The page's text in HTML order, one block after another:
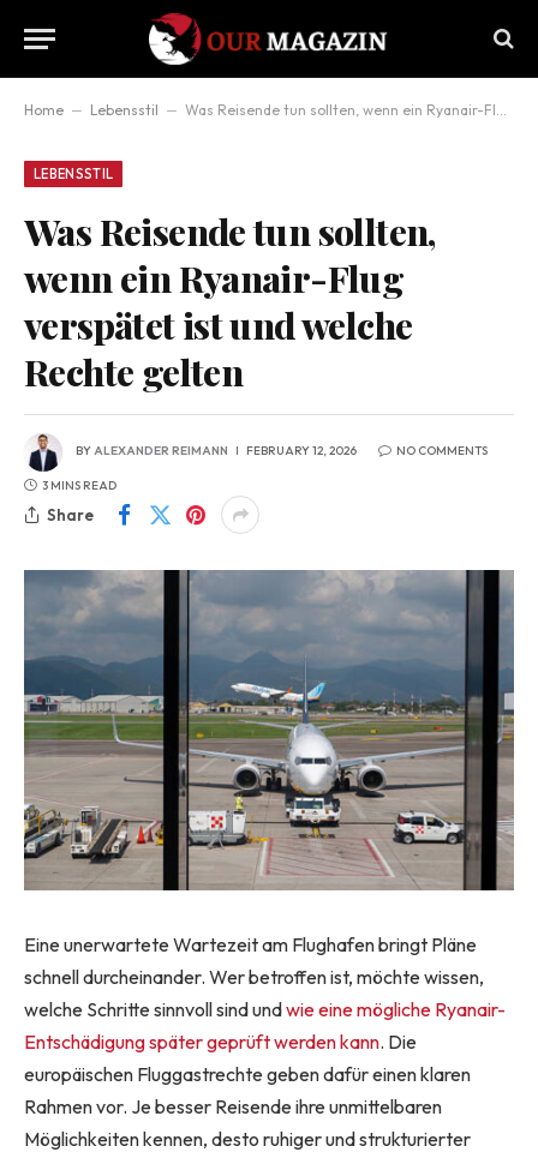
Home – Lebensstil – Was Reisende tun sollten, wenn ein Ryanair-Flug verspätet ist und welche Rechte gelten
LEBENSSTIL
Was Reisende tun sollten,
wenn ein Ryanair-Flug
verspätet ist und welche
Rechte gelten
BYALEXANDER REIMANN FEBRUARY 12, 2026 NO COMMENTS
3 MINS READ
Share
Eine unerwartete Wartezeit am Flughafen bringt Pläne
schnell durcheinander. Wer betroffen ist, möchte wissen,
welche Schritte sinnvoll sind undwie eine mögliche Ryanair-
Entschädigung später geprüft werden kann. Die
europäischen Fluggastrechte geben dafür einen klaren
Rahmen vor. Je besser Reisende ihre unmittelbaren
Möglichkeiten kennen, desto ruhiger und strukturierter